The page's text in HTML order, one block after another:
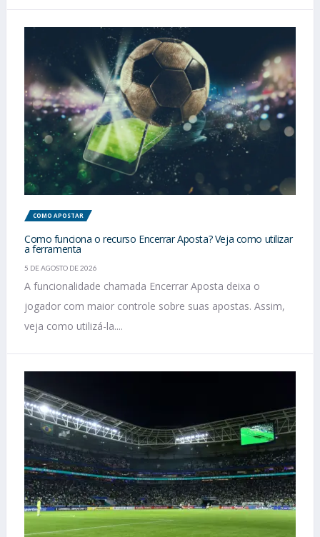
COMO APOSTAR
Como funciona o recurso Encerrar Aposta? Veja como utilizar
a ferramenta
5 DE AGOSTO DE 2026
A funcionalidade chamada Encerrar Aposta deixa o
jogador com maior controle sobre suas apostas. Assim,
veja como utilizá-la....